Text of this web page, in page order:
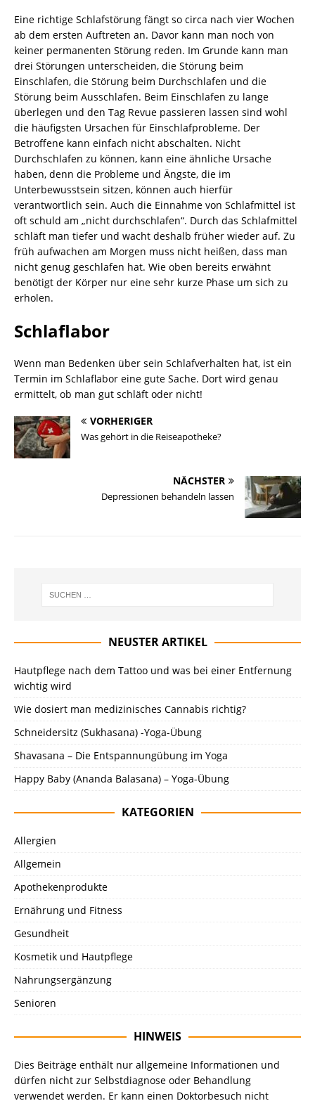
Eine richtige Schlafstörung fängt so circa nach vier Wochen
ab dem ersten Auftreten an. Davor kann man noch von
keiner permanenten Störung reden. Im Grunde kann man
drei Störungen unterscheiden, die Störung beim
Einschlafen, die Störung beim Durchschlafen und die
Störung beim Ausschlafen. Beim Einschlafen zu lange
überlegen und den Tag Revue passieren lassen sind wohl
die häufigsten Ursachen für Einschlafprobleme. Der
Betroffene kann einfach nicht abschalten. Nicht
Durchschlafen zu können, kann eine ähnliche Ursache
haben, denn die Probleme und Ängste, die im
Unterbewusstsein sitzen, können auch hierfür
verantwortlich sein. Auch die Einnahme von Schlafmittel ist
oft schuld am „nicht durchschlafen“. Durch das Schlafmittel
schläft man tiefer und wacht deshalb früher wieder auf. Zu
früh aufwachen am Morgen muss nicht heißen, dass man
nicht genug geschlafen hat. Wie oben bereits erwähnt
benötigt der Körper nur eine sehr kurze Phase um sich zu
erholen.
Schlaflabor
Wenn man Bedenken über sein Schlafverhalten hat, ist ein
Termin im Schlaflabor eine gute Sache. Dort wird genau
ermittelt, ob man gut schläft oder nicht!
VORHERIGER
Was gehört in die Reiseapotheke?
NÄCHSTER
Depressionen behandeln lassen
NEUSTER ARTIKEL
Hautpflege nach dem Tattoo und was bei einer Entfernung
wichtig wird
Wie dosiert man medizinisches Cannabis richtig?
Schneidersitz (Sukhasana) -Yoga-Übung
Shavasana – Die Entspannungübung im Yoga
Happy Baby (Ananda Balasana) – Yoga-Übung
KATEGORIEN
Allergien
Allgemein
Apothekenprodukte
Ernährung und Fitness
Gesundheit
Kosmetik und Hautpflege
Nahrungsergänzung
Senioren
HINWEIS
Dies Beiträge enthält nur allgemeine Informationen und
dürfen nicht zur Selbstdiagnose oder Behandlung
verwendet werden. Er kann einen Doktorbesuch nicht